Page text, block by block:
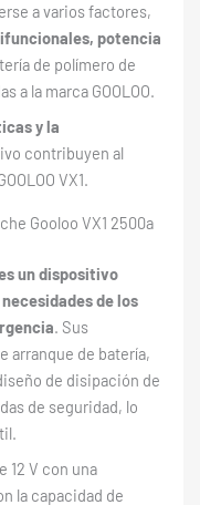
a varios factores,
potencia
de polímero de
a la marca GOOLOO.
y la
contribuyen al
VX1.
Gooloo VX1 2500a
un dispositivo
de los
. Sus
arranque de batería,
de disipación de
de seguridad, lo
12 V con una
la capacidad de